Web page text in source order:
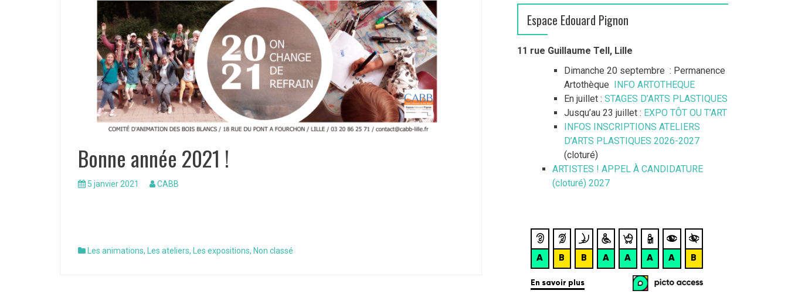
Bonne année 2021 !
5 janvier 2021 CABB
Les animations, Les ateliers, Les expositions, Non classé
Espace Edouard Pignon
11 rue Guillaume Tell, Lille
Dimanche 20 septembre : Permanence
Artothèque INFO ARTOTHEQUE
En juillet : STAGES D’ARTS PLASTIQUES
Jusqu’au 23 juillet : EXPO TÔT OU T’ART
INFOS INSCRIPTIONS ATELIERS
D’ARTS PLASTIQUES 2026-2027
(cloturé)
ARTISTES ! APPEL À CANDIDATURE
(cloturé) 2027